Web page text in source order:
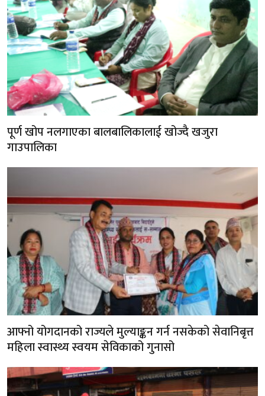
पूर्ण खोप नलगाएका बालबालिकालाई खोज्दै खजुरा
गाउपालिका
आफ्नो योगदानको राज्यले मुल्याङ्कन गर्न नसकेको सेवानिबृत्त
महिला स्वास्थ्य स्वयम सेविकाको गुनासो